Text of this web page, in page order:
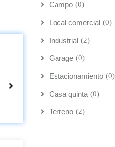
Campo (0)
Local comercial (0)
Industrial (2)
Garage (0)
Estacionamiento (0)
Casa quinta (0)
Terreno (2)